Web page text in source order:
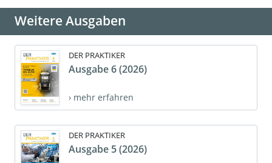
Weitere Ausgaben
DER PRAKTIKER
Ausgabe 6 (2026)
› mehr erfahren
DER PRAKTIKER
Ausgabe 5 (2026)